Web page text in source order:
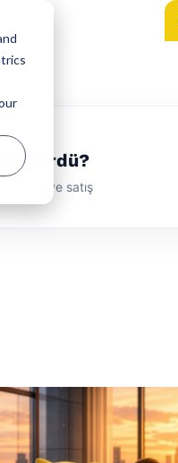
NPS'i ve satış